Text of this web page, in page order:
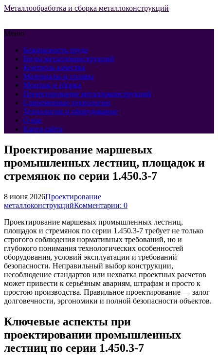
Металлообработка и сборка металлоконструкций
Меню
Безопасность труда
Виды металлоконструкций
Контроль качества
Материалы и сплавы
Монтаж и сборка
Проектирование металлоконструкций
Современные технологии
Технологии и оборудование
О нас
Карта сайта
Проектирование маршевых
промышленных лестниц, площадок и
стремянок по серии 1.450.3-7
8 июня 2026Проектирование
металлоконструкцийКомментарии: 0
Проектирование маршевых промышленных лестниц,
площадок и стремянок по серии 1.450.3-7 требует не только
строгого соблюдения нормативных требований, но и
глубокого понимания технологических особенностей
оборудования, условий эксплуатации и требований
безопасности. Неправильный выбор конструкции,
несоблюдение стандартов или нехватка проектных расчетов
может привести к серьёзным авариям, штрафам и просто к
простою производства. Правильное проектирование — залог
долговечности, эргономики и полной безопасности объектов.
Ключевые аспекты при
проектировании промышленных
лестниц по серии 1.450.3-7